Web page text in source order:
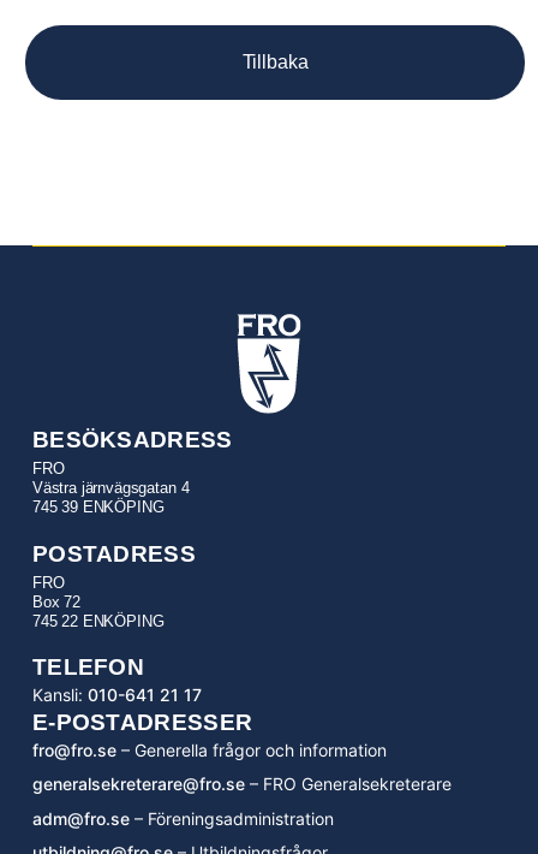
Tillbaka
BESÖKSADRESS
FRO
Västra järnvägsgatan 4
745 39 ENKÖPING
POSTADRESS
FRO
Box 72
745 22 ENKÖPING
TELEFON
Kansli: 010-641 21 17
E-POSTADRESSER
fro@fro.se– Generella frågor och information
generalsekreterare@fro.se– FRO Generalsekreterare
adm@fro.se– Föreningsadministration